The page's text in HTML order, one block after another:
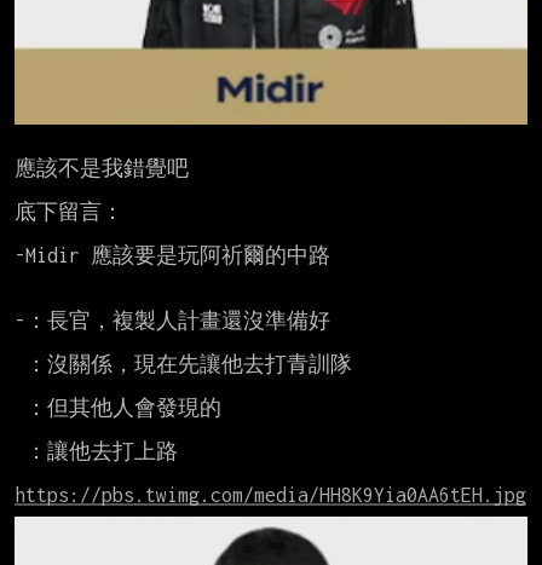
應該不是我錯覺吧
底下留言：
-Midir 應該要是玩阿祈爾的中路
-：長官，複製人計畫還沒準備好
https://pbs.twimg.com/media/HH8K9Yia0AA6tEH.jpg